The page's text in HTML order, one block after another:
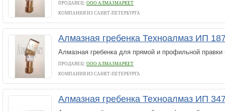
ПРОДАВЕЦ: ООО АЛМАЗМАРКЕТ
КОМПАНИЯ ИЗ САНКТ-ПЕТЕРБУРГА
Алмазная гребенка Техноалмаз ИП
Алмазная гребенка для прямой и профильной
ПРОДАВЕЦ: ООО АЛМАЗМАРКЕТ
КОМПАНИЯ ИЗ САНКТ-ПЕТЕРБУРГА
Алмазная гребенка Техноалмаз ИП